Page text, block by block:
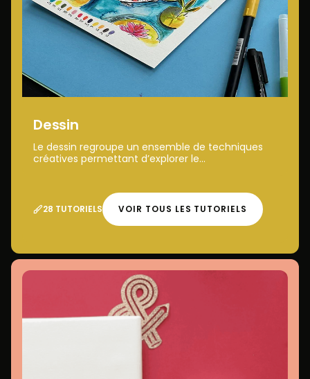
Dessin
Le dessin regroupe un ensemble de techniques
créatives permettant d’explorer le...
28 TUTORIELS VOIR TOUS LES TUTORIELS